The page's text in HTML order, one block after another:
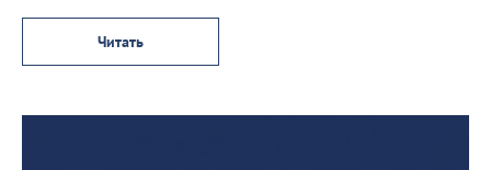
Читать